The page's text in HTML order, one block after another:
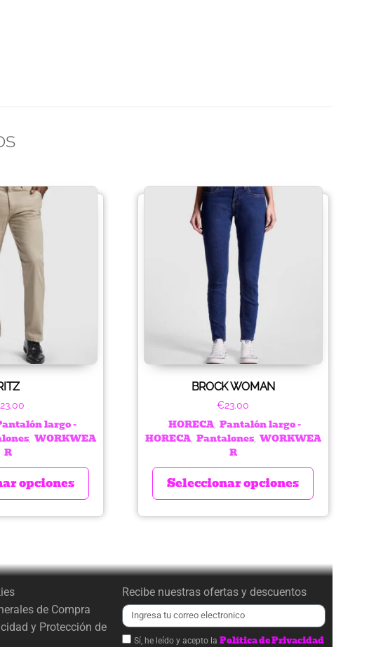
23.00
largo -
, WORKWEA
R
opciones
BROCK WOMAN
€23.00
HORECA, Pantalón largo -
HORECA, Pantalones, WORKWEA
R
Seleccionar opciones
de Compra
y Protección de
Recibe nuestras ofertas y descuentos
Sí, he leído y acepto la Política de Privacidad